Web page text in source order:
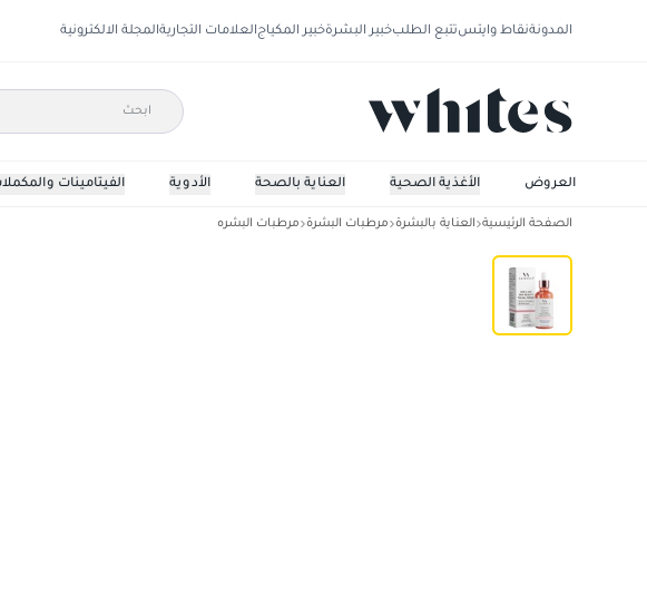
المدونةنقاط وايتستتبع الطلبخبير البشرةخبير المكياجالعلامات التجاريةالمجلة الالكترونية
الفيتامينات الأدوية العناية بالصحة الأغذية الصحية العروض
الصفحة الرئيسية العناية بالبشرة مرطبات البشرة مرطبات البشره